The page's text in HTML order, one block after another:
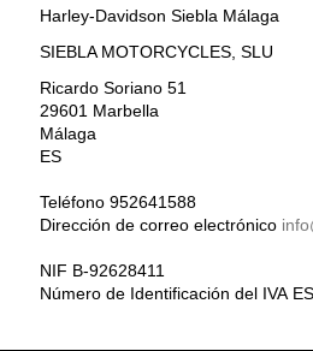
Harley-Davidson Siebla Málaga
SIEBLA MOTORCYCLES, SLU
Ricardo Soriano 51
29601 Marbella
Málaga
ES
Teléfono 952641588
Dirección de correo electrónico
NIF B-92628411
Número de Identificación del IVA